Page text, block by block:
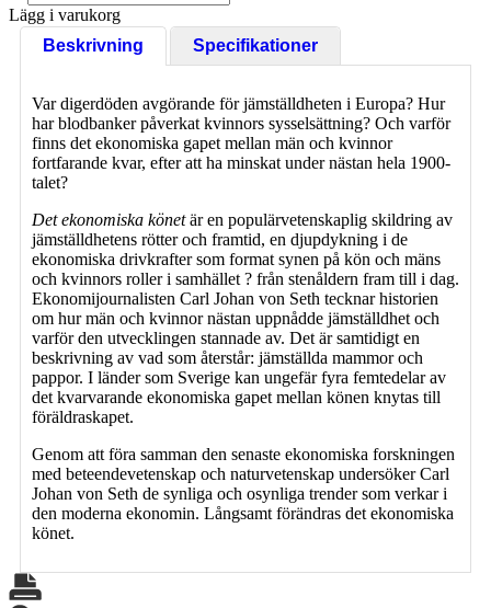
Lägg i varukorg
Beskrivning
Specifikationer
Var digerdöden avgörande för jämställdheten i Europa? Hur
har blodbanker påverkat kvinnors sysselsättning? Och varför
finns det ekonomiska gapet mellan män och kvinnor
fortfarande kvar, efter att ha minskat under nästan hela 1900-
talet?
Det ekonomiska könetär en populärvetenskaplig skildring av
jämställdhetens rötter och framtid, en djupdykning i de
ekonomiska drivkrafter som format synen på kön och mäns
och kvinnors roller i samhället ? från stenåldern fram till i dag.
Ekonomijournalisten Carl Johan von Seth tecknar historien
om hur män och kvinnor nästan uppnådde jämställdhet och
varför den utvecklingen stannade av. Det är samtidigt en
beskrivning av vad som återstår: jämställda mammor och
pappor. I länder som Sverige kan ungefär fyra femtedelar av
det kvarvarande ekonomiska gapet mellan könen knytas till
föräldraskapet.
Genom att föra samman den senaste ekonomiska forskningen
med beteendevetenskap och naturvetenskap undersöker Carl
Johan von Seth de synliga och osynliga trender som verkar i
den moderna ekonomin. Långsamt förändras det ekonomiska
könet.